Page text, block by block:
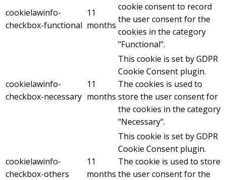
cookielawinfo-
checkbox-functional
11
months
cookie consent to record
the user consent for the
cookies in the category
"Functional".
cookielawinfo-
checkbox-necessary
11
months
This cookie is set by GDPR
Cookie Consent plugin.
The cookies is used to
store the user consent for
the cookies in the category
"Necessary".
cookielawinfo-
checkbox-others
11
months
This cookie is set by GDPR
Cookie Consent plugin.
The cookie is used to store
the user consent for the